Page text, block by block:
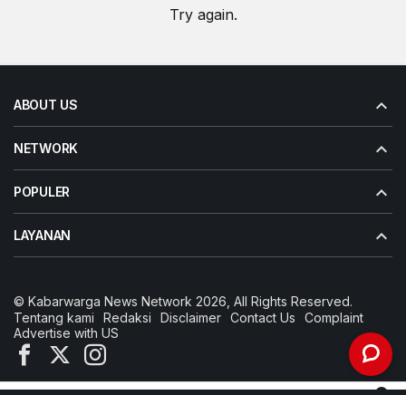
Try again.
ABOUT US
NETWORK
POPULER
LAYANAN
© Kabarwarga News Network 2026, All Rights Reserved.
Tentang kami
Redaksi Disclaimer Contact Us
Complaint
Advertise with US